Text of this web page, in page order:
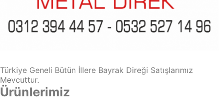
Türkiye Geneli Bütün İllere Bayrak Direği Satışlarımız
Mevcuttur.
Ürünlerimiz